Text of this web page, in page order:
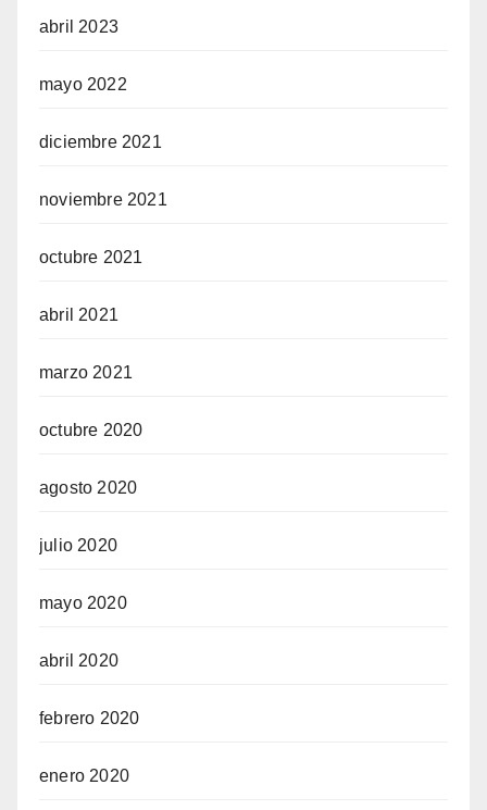
abril 2023
mayo 2022
diciembre 2021
noviembre 2021
octubre 2021
abril 2021
marzo 2021
octubre 2020
agosto 2020
julio 2020
mayo 2020
abril 2020
febrero 2020
enero 2020